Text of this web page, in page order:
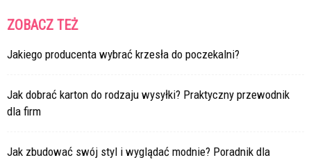
ZOBACZ TEŻ
Jakiego producenta wybrać krzesła do poczekalni?
Jak dobrać karton do rodzaju wysyłki? Praktyczny przewodnik
dla firm
Jak zbudować swój styl i wyglądać modnie? Poradnik dla